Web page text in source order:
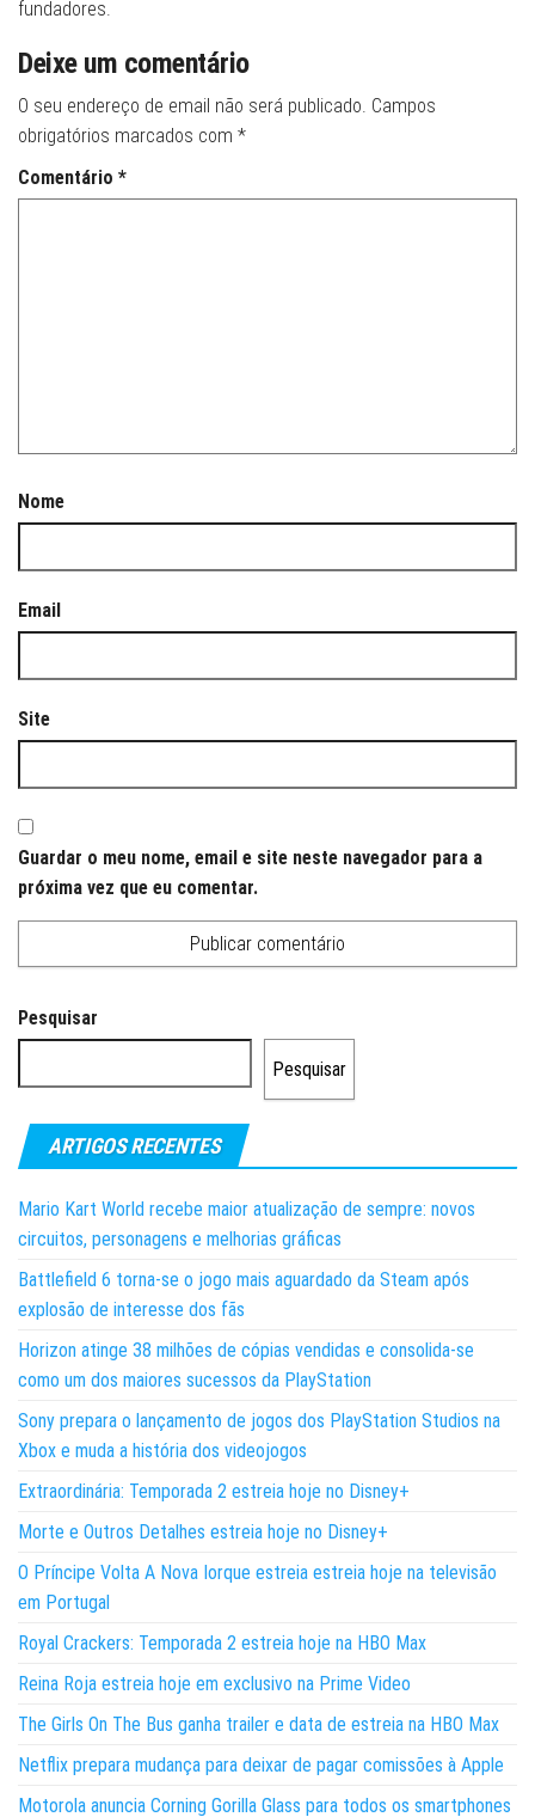
fundadores.
Deixe um comentário
O seu endereço de email não será publicado. Campos
obrigatórios marcados com *
Comentário *
Nome
Email
Site
Guardar o meu nome, email e site neste navegador para a
próxima vez que eu comentar.
Pesquisar
Pesquisar
ARTIGOS RECENTES
Mario Kart World recebe maior atualização de sempre: novos
circuitos, personagens e melhorias gráficas
Battlefield 6 torna-se o jogo mais aguardado da Steam após
explosão de interesse dos fãs
Horizon atinge 38 milhões de cópias vendidas e consolida-se
como um dos maiores sucessos da PlayStation
Sony prepara o lançamento de jogos dos PlayStation Studios na
Xbox e muda a história dos videojogos
Extraordinária: Temporada 2 estreia hoje no Disney+
Morte e Outros Detalhes estreia hoje no Disney+
O Príncipe Volta A Nova Iorque estreia estreia hoje na televisão
em Portugal
Royal Crackers: Temporada 2 estreia hoje na HBO Max
Reina Roja estreia hoje em exclusivo na Prime Video
The Girls On The Bus ganha trailer e data de estreia na HBO Max
Netflix prepara mudança para deixar de pagar comissões à Apple
Motorola anuncia Corning Gorilla Glass para todos os smartphones